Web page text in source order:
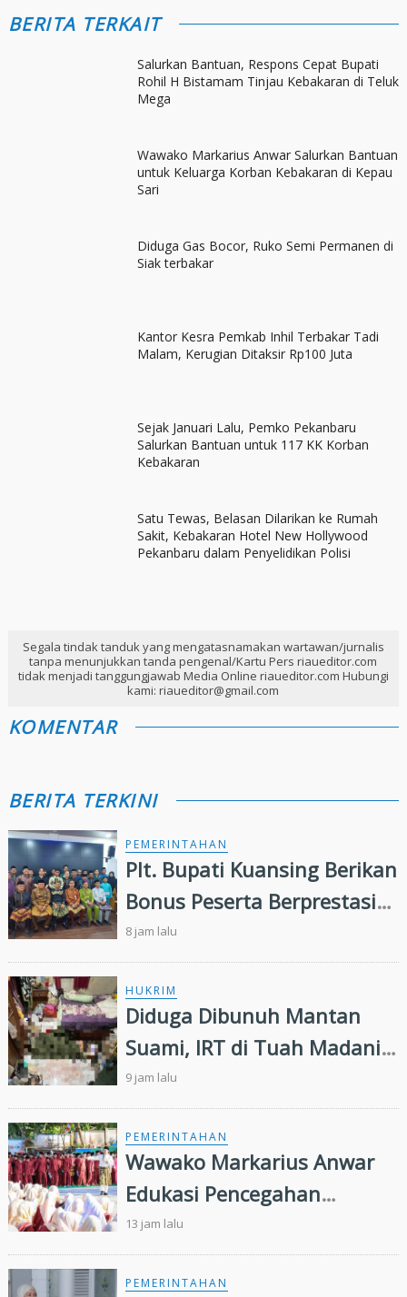
BERITA TERKAIT
Salurkan Bantuan, Respons Cepat Bupati
Rohil H Bistamam Tinjau Kebakaran di Teluk
Mega
Wawako Markarius Anwar Salurkan Bantuan
untuk Keluarga Korban Kebakaran di Kepau
Sari
Diduga Gas Bocor, Ruko Semi Permanen di
Siak terbakar
Kantor Kesra Pemkab Inhil Terbakar Tadi
Malam, Kerugian Ditaksir Rp100 Juta
Sejak Januari Lalu, Pemko Pekanbaru
Salurkan Bantuan untuk 117 KK Korban
Kebakaran
Satu Tewas, Belasan Dilarikan ke Rumah
Sakit, Kebakaran Hotel New Hollywood
Pekanbaru dalam Penyelidikan Polisi
Segala tindak tanduk yang mengatasnamakan wartawan/jurnalis
tanpa menunjukkan tanda pengenal/Kartu Pers riaueditor.com
tidak menjadi tanggungjawab Media Online riaueditor.com Hubungi
kami: riaueditor@gmail.com
KOMENTAR
BERITA TERKINI
PEMERINTAHAN
Plt. Bupati Kuansing Berikan
Bonus Peserta Berprestasi
MTQ ke 44 Tingkat Provinsi
Riau
8 jam lalu
HUKRIM
Diduga Dibunuh Mantan
Suami, IRT di Tuah Madani
Tewas Bersimbah Darah
dalam Kamar
9 jam lalu
PEMERINTAHAN
Wawako Markarius Anwar
Edukasi Pencegahan
HIV/AIDS di Kalangan Pelajar
13 jam lalu
PEMERINTAHAN